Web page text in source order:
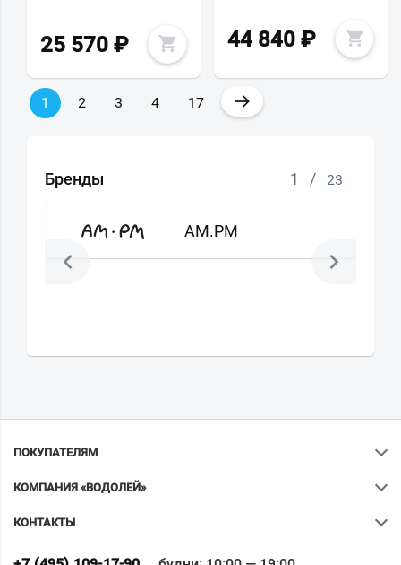
25 570 ₽ 44 840 ₽
1 2 3 4 17 →
Бренды 1 / 23
AM.PM
ПОКУПАТЕЛЯМ
КОМПАНИЯ «ВОДОЛЕЙ»
КОНТАКТЫ